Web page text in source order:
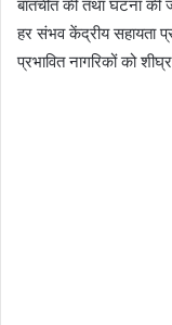
बातचीत की तथा घटना की
हर संभव केंद्रीय सहायता
प्रभावित नागरिकों को